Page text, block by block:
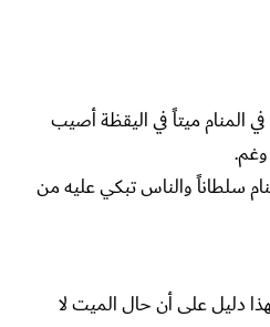
المنام ميتاً في اليقظة أصيب
سلطاناً والناس تبكي عليه من
دليل على أن حال الميت لا